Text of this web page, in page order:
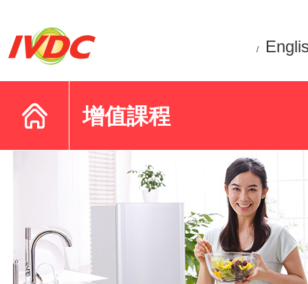
/
增值課程